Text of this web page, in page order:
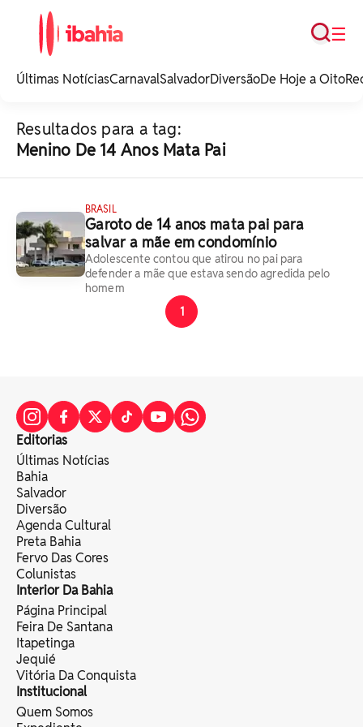
noticias e
☰
Busca
Últimas NotíciasCarnavalSalvadorDiversãoDe Hoje a Oito
Resultados para a tag:
Menino De 14 Anos Mata Pai
BRASIL
Garoto de 14 anos mata pai para
salvar a mãe em condomínio
Adolescente contou que atirou no pai para
defender a mãe que estava sendo agredida pelo
homem
1
Editorias
Últimas Notícias
Bahia
Salvador
Diversão
Agenda Cultural
Preta Bahia
Fervo Das Cores
Colunistas
Interior Da Bahia
Página Principal
Feira De Santana
Itapetinga
Jequié
Vitória Da Conquista
Institucional
Quem Somos